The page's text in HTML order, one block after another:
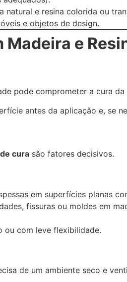
natural e resina colorida ou
e objetos de design.
e
pode comprometer a cura da
antes da aplicação e, se
cura são fatores decisivos.
em superfícies planas
fissuras ou moldes em
ou com leve flexibilidade.
de um ambiente seco e